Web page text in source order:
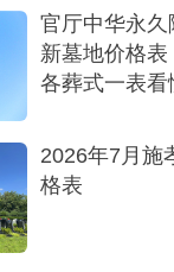
官厅中华永
新墓地价格
各葬式一表看
2026年7月施
格表